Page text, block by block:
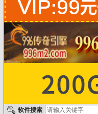
九到一私服资源下载站
软件搜索